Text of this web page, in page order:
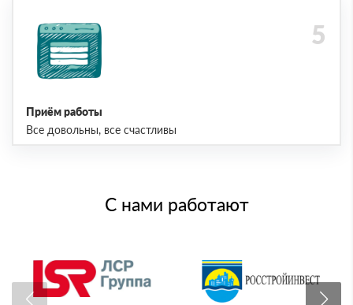
Приём работы
Все довольны, все счастливы
С нами работают